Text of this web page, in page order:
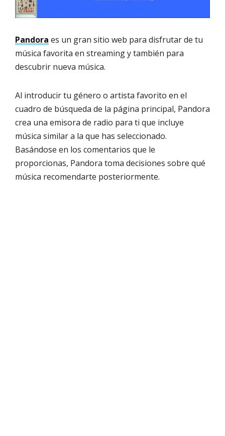
Pandora es un gran sitio web para disfrutar de tu
música favorita en streaming y también para
descubrir nueva música.
Al introducir tu género o artista favorito en el
cuadro de búsqueda de la página principal, Pandora
crea una emisora de radio para ti que incluye
música similar a la que has seleccionado.
Basándose en los comentarios que le
proporcionas, Pandora toma decisiones sobre qué
música recomendarte posteriormente.